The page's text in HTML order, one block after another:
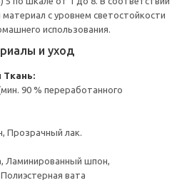
с уровнем светостойкости
использования.
и уход
Ткань:
90 % переработанного
Прозрачный лак.
Ламинированный шпон,
вата